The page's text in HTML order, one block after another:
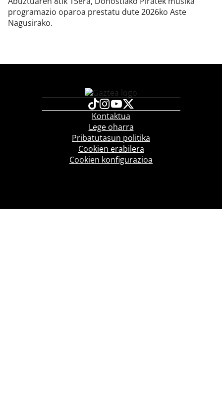
programazio oparoa prestatu dute 2026ko Aste
Nagusirako.
Kontaktua
Lege oharra
Pribatutasun politika
Cookien erabilera
Cookien konfigurazioa